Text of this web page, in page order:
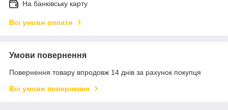
На банківську карту
Всі умови оплати
Умови повернення
Повернення товару впродовж 14 днів за рахунок покупця
Всі умови повернення